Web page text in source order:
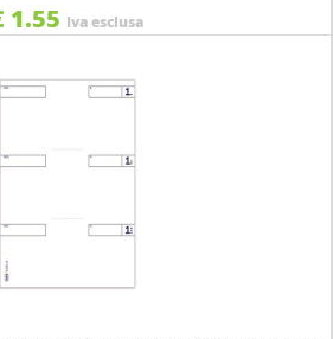
1.55 Iva esclusa